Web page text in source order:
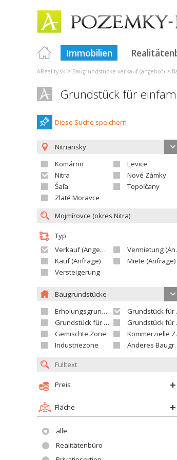
Immobilien
AReality.sk > Baugrundstücke verkauf (angebot) >
Grundstück für
Diese Suche speichern
Nitriansky
Komárno
Levice
Nitra
Nové Zámky
Šaľa
Topoľčany
Zlaté Moravce
Typ
Verkauf (Angebot)
Vermietung (Angebot)
Kauf (Anfrage)
Miete (Anfrage)
Versteigerung
Baugrundstücke
Erholungsgrundstück
Grundstück für Einfamilienhäuser
Grundstück für Wohnhäuser
Grundstück für Versorgungseinrichtungen
Gemischte Zone
Kommerzielle Zone
Industriezone
Anderes Baugrundstück
Preis
Fläche
alle
Realitätenbüro